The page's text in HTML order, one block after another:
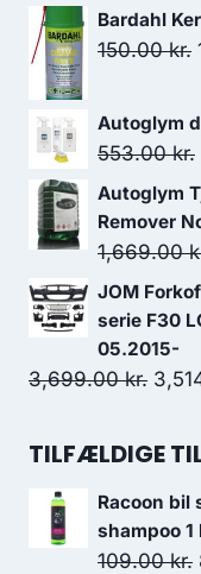
Bardahl
150.00kr.
Autoglym
553.00kr.
Autoglym
Remover
1,669.00
JOM
serie F30
05.2015-
3,699.00kr. Den
pris
TILFÆLDIGE
Racoon bil
shampoo 1
109.00kr.